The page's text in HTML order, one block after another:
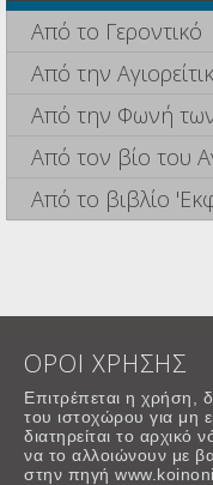
Από το Γεροντικό
Από την
Από την Φωνή
Από τον βίο του
Από το βιβλίο
ΟΡΟΙ ΧΡΗΣΗΣ
Επιτρέπεται η χρήση,
του ιστοχώρου για μη
διατηρείται το
να το αλλοιώνουν με
στην πηγή